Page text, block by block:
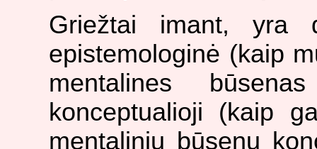
Griežtai imant, yra
epistemologinė (kaip
mentalines
konceptualioji (kaip
mentalinių būsenų